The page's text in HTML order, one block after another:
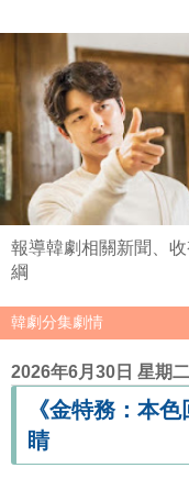
報導韓劇相關新聞、
綱
2026年6月30日 星期二
《金特務：本
睛